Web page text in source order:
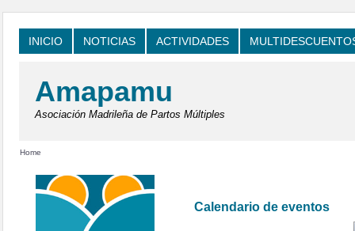
INICIO NOTICIAS ACTIVIDADES
Amapamu
Asociación Madrileña de Partos Múltiples
Home
Calendario de eventos